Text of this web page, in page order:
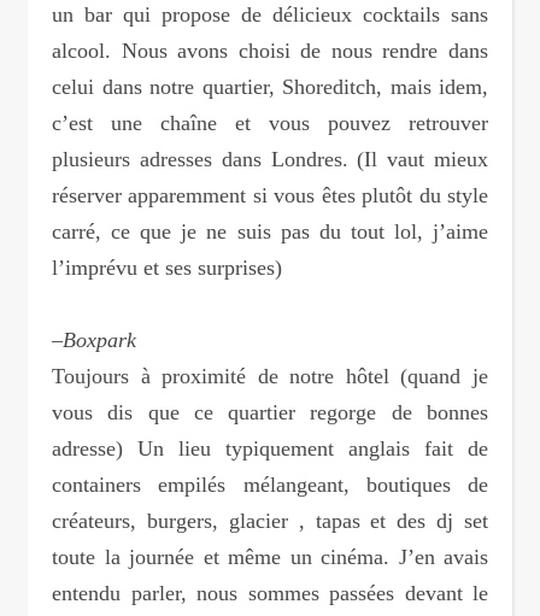
un bar qui propose de délicieux cocktails sans
alcool. Nous avons choisi de nous rendre dans
celui dans notre quartier, Shoreditch, mais idem,
c’est une chaîne et vous pouvez retrouver
plusieurs adresses dans Londres. (Il vaut mieux
réserver apparemment si vous êtes plutôt du style
carré, ce que je ne suis pas du tout lol, j’aime
l’imprévu et ses surprises)
–Boxpark
Toujours à proximité de notre hôtel (quand je
vous dis que ce quartier regorge de bonnes
adresse) Un lieu typiquement anglais fait de
containers empilés mélangeant, boutiques de
créateurs, burgers, glacier , tapas et des dj set
toute la journée et même un cinéma. J’en avais
entendu parler, nous sommes passées devant le